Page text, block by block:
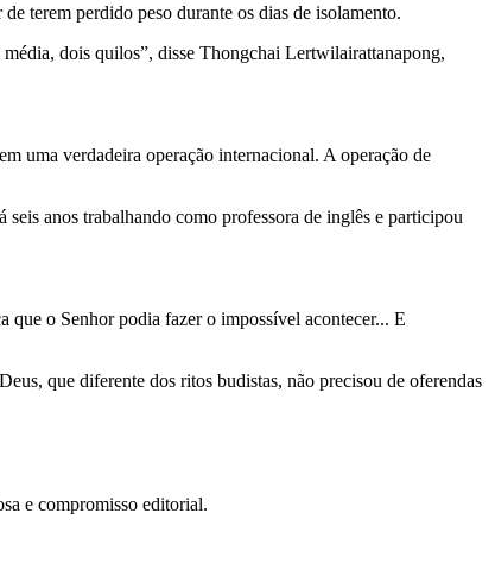
terem perdido peso durante os dias de isolamento.
média, dois quilos”, disse Thongchai Lertwilairattanapong,
uma verdadeira operação internacional. A operação de
anos trabalhando como professora de inglês e participou
que o Senhor podia fazer o impossível acontecer... E
que diferente dos ritos budistas, não precisou de oferendas
e compromisso editorial.